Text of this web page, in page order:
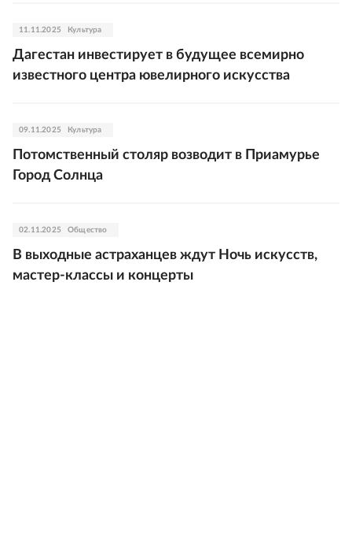
11.11.2025 Культура
Дагестан инвестирует в будущее всемирно
известного центра ювелирного искусства
09.11.2025 Культура
Потомственный столяр возводит в Приамурье
Город Солнца
02.11.2025 Общество
В выходные астраханцев ждут Ночь искусств,
мастер-классы и концерты